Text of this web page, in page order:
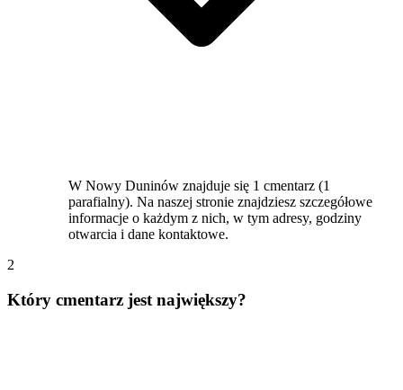
W Nowy Duninów znajduje się 1 cmentarz (1
parafialny). Na naszej stronie znajdziesz szczegółowe
informacje o każdym z nich, w tym adresy, godziny
otwarcia i dane kontaktowe.
2
Który cmentarz jest największy?